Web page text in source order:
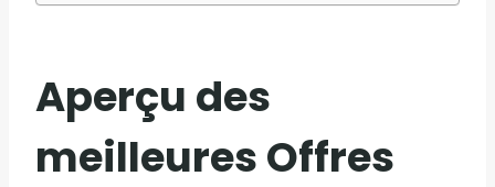
Aperçu des
meilleuresOffres